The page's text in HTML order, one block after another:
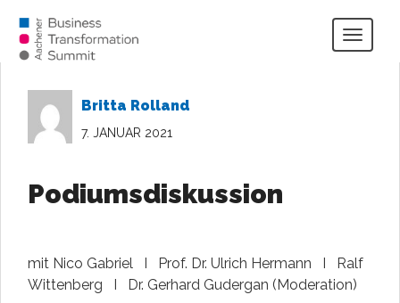
Britta Rolland
7. JANUAR 2021
Podiumsdiskussion
mit Nico Gabriel I Prof. Dr. Ulrich Hermann I Ralf
Wittenberg I Dr. Gerhard Gudergan (Moderation)